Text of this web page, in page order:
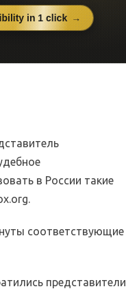
в России такие
соответствующие
представители